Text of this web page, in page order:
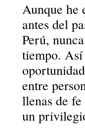
Aunque he
antes del
Perú,
tiempo.
entre
llenas de
un